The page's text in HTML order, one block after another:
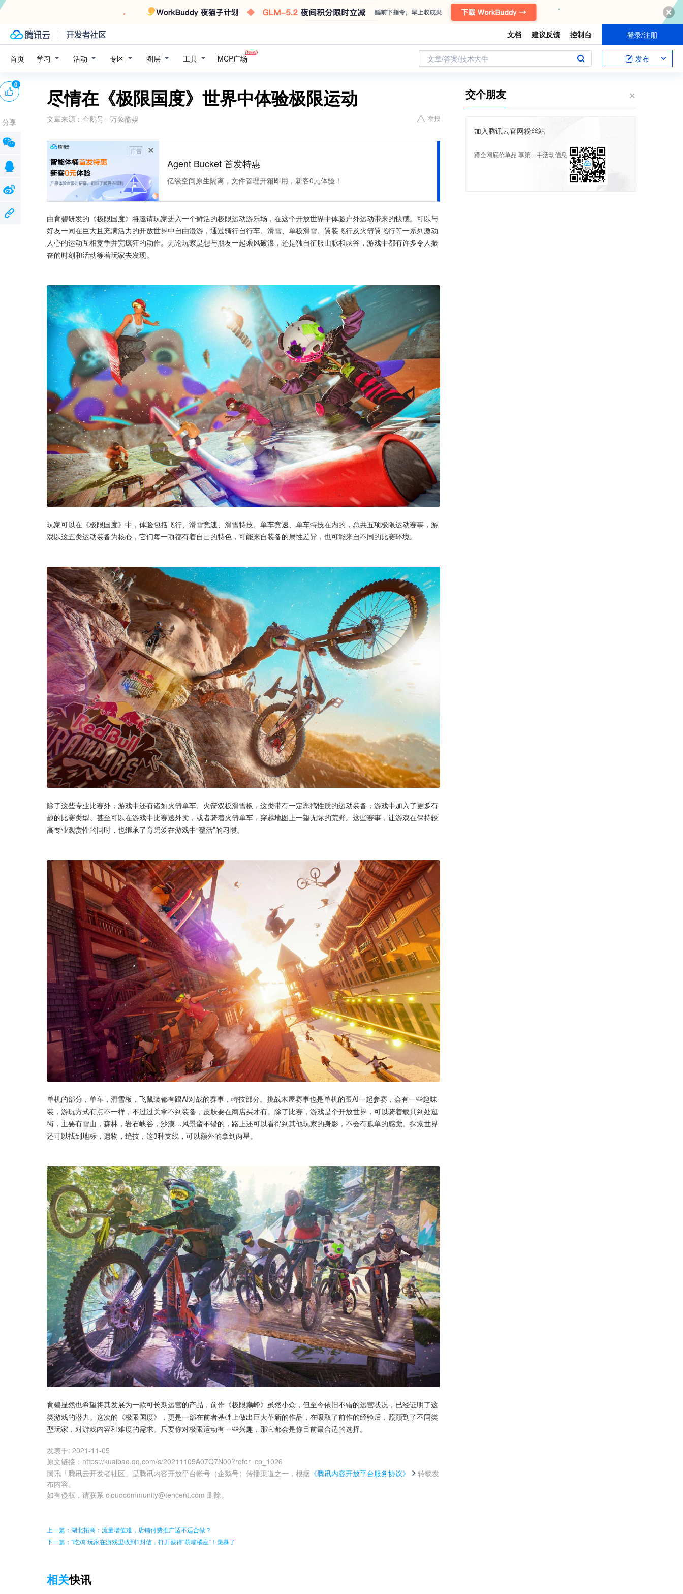
文档 建议反馈 控制台 登录/注册
首页 学习 活动 专区 圈层 工具 MCP广场 文章/答案/技术大牛 发布
尽情在《极限国度》世界中体验极限运动
文章来源： 企鹅号 - 万象酷娱 举报
广告
Agent Bucket 首发特惠
亿级空间原生隔离，文件管理开箱即用，新客0元体验！
由育碧研发的《极限国度》将邀请玩家进入一个鲜活的极限运动游乐场，在这个开放世界中体验户外运动带来的快感。可以与
好友一同在巨大且充满活力的开放世界中自由漫游，通过骑行自行车、滑雪、单板滑雪、翼装飞行及火箭翼飞行等一系列激动
人心的运动互相竞争并完疯狂的动作。无论玩家是想与朋友一起乘风破浪，还是独自征服山脉和峡谷，游戏中都有许多令人振
奋的时刻和活动等着玩家去发现。
玩家可以在《极限国度》中，体验包括飞行、滑雪竞速、滑雪特技、单车竞速、单车特技在内的，总共五项极限运动赛事，游
戏以这五类运动装备为核心，它们每一项都有着自己的特色，可能来自装备的属性差异，也可能来自不同的比赛环境。
除了这些专业比赛外，游戏中还有诸如火箭单车、火箭双板滑雪板，这类带有一定恶搞性质的运动装备，游戏中加入了更多有
趣的比赛类型。甚至可以在游戏中比赛送外卖，或者骑着火箭单车，穿越地图上一望无际的荒野。这些赛事，让游戏在保持较
高专业观赏性的同时，也继承了育碧爱在游戏中“整活”的习惯。
单机的部分，单车，滑雪板，飞鼠装都有跟AI对战的赛事，特技部分。挑战木屋赛事也是单机的跟AI一起参赛，会有一些趣味
装，游玩方式有点不一样，不过过关拿不到装备，皮肤要在商店买才有。除了比赛，游戏是个开放世界，可以骑着载具到处逛
街，主要有雪山，森林，岩石峡谷，沙漠…风景蛮不错的，路上还可以看得到其他玩家的身影，不会有孤单的感觉。探索世界
还可以找到地标，遗物，绝技，这3种支线，可以额外的拿到两星。
育碧显然也希望将其发展为一款可长期运营的产品，前作《极限巅峰》虽然小众，但至今依旧不错的运营状况，已经证明了这
类游戏的潜力。这次的《极限国度》，更是一部在前者基础上做出巨大革新的作品，在吸取了前作的经验后，照顾到了不同类
型玩家，对游戏内容和难度的需求。只要你对极限运动有一些兴趣，那它都会是你目前最合适的选择。
发表于: 2021-11-05
原文链接 ： https://kuaibao.qq.com/s/20211105A07Q7N00?refer=cp_1026
腾讯「腾讯云开发者社区」是腾讯内容开放平台帐号（企鹅号）传播渠道之一，根据 《腾讯内容开放平台服务协议》
转载发
布内容。
如有侵权，请联系 cloudcommunity@tencent.com 删除。
0
分享
上一篇：湖北拓商：流量增值难，店铺付费推广适不适合做？
下一篇：“吃鸡”玩家在游戏里收到1封信，打开获得“萌喵橘座”！羡慕了
相关快讯
交个朋友
加入腾讯云官网粉丝站
蹲全网底价单品 享第一手活动信息